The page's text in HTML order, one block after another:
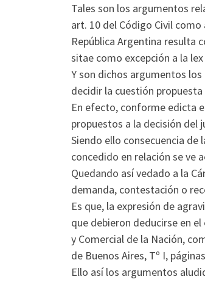
Tales son los argumentos
art. 10 del Código Civil
República Argentina resulta
sitae como excepción a la
Y son dichos argumentos
decidir la cuestión propuesta
En efecto, conforme edicta
propuestos a la decisión del
Siendo ello consecuencia
concedido en relación se ve
Quedando así vedado a la
demanda, contestación o
Es que, la expresión de
que debieron deducirse en
y Comercial de la Nación,
de Buenos Aires, Tº I,
Ello así los argumentos